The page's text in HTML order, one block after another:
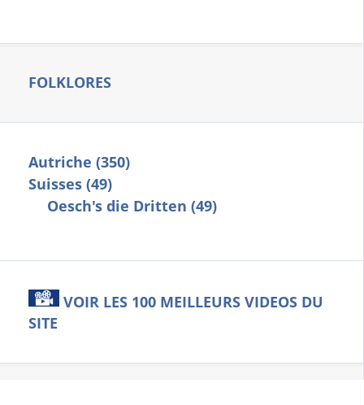
FOLKLORES
Autriche (350)
Suisses (49)
Oesch's die Dritten (49)
VOIR LES 100 MEILLEURS VIDEOS DU
SITE